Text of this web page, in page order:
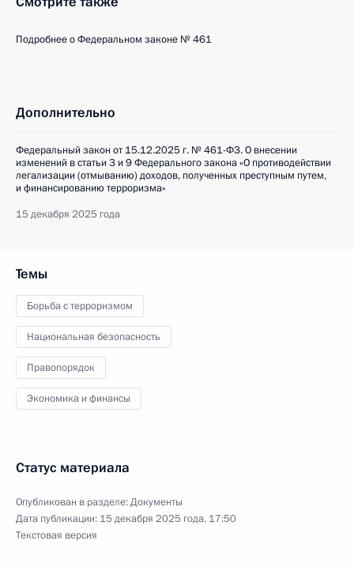
Подробнее о Федеральном законе № 461
Дополнительно
Федеральный закон от 15.12.2025 г. № 461-ФЗ. О внесении
изменений в статьи 3 и 9 Федерального закона «О противодействии
легализации (отмыванию) доходов, полученных преступным путем,
и финансированию терроризма»
15 декабря 2025 года
Темы
Борьба с терроризмом
Национальная безопасность
Правопорядок
Экономика и финансы
Статус материала
Опубликован в разделе:Документы
Дата публикации: 15 декабря 2025 года, 17:50
Текстовая версия